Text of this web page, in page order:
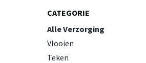
CATEGORIE
Alle Verzorging
Vlooien
Teken